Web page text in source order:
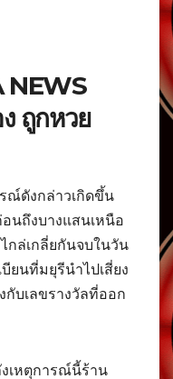
NEWS
ถูกหวย
ณ์ดังกล่าวเกิดขึ้น
นถึงบางแสนเหนือ
ล่เกลี่ยกันจบในวัน
ยนที่มยุรีนำไปเสี่ยง
บเลขรางวัลที่ออก
งเหตุการณ์นี้ร้าน